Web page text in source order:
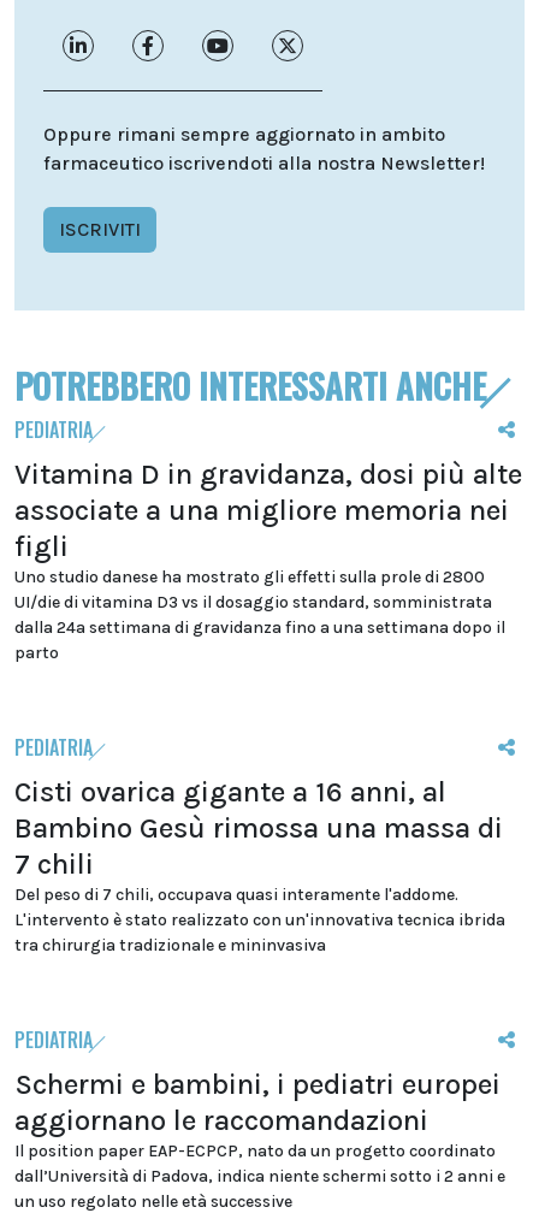
Oppure rimani sempre aggiornato in ambito
farmaceutico iscrivendoti alla nostra Newsletter!
ISCRIVITI
POTREBBERO INTERESSARTI ANCHE
PEDIATRIA
Vitamina D in gravidanza, dosi più alte
associate a una migliore memoria nei
figli
Uno studio danese ha mostrato gli effetti sulla prole di 2800
UI/die di vitamina D3 vs il dosaggio standard, somministrata
dalla 24a settimana di gravidanza fino a una settimana dopo il
parto
PEDIATRIA
Cisti ovarica gigante a 16 anni, al
Bambino Gesù rimossa una massa di
7 chili
Del peso di 7 chili, occupava quasi interamente l'addome.
L'intervento è stato realizzato con un'innovativa tecnica ibrida
tra chirurgia tradizionale e mininvasiva
PEDIATRIA
Schermi e bambini, i pediatri europei
aggiornano le raccomandazioni
Il position paper EAP-ECPCP, nato da un progetto coordinato
dall’Università di Padova, indica niente schermi sotto i 2 anni e
un uso regolato nelle età successive